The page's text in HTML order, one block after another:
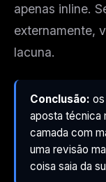
apenas inline.
externamente,
lacuna.
Conclusão:
aposta técnica
camada com
uma revisão
coisa saia da